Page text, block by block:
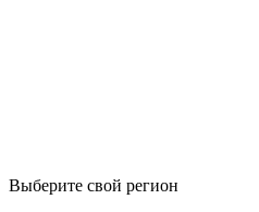
Выберите свой регион